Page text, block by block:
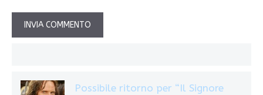
Possibile ritorno per “Il Signore